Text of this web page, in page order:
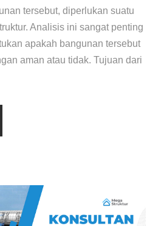
tersebut, diperlukan suatu
Analisis ini sangat penting
apakah bangunan tersebut
aman atau tidak. Tujuan dari